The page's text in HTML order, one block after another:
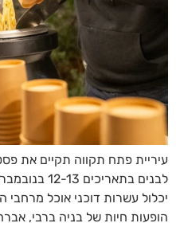
עיריית פתח תקווה תקיים את
הופעות חיות של בניה ברבי,